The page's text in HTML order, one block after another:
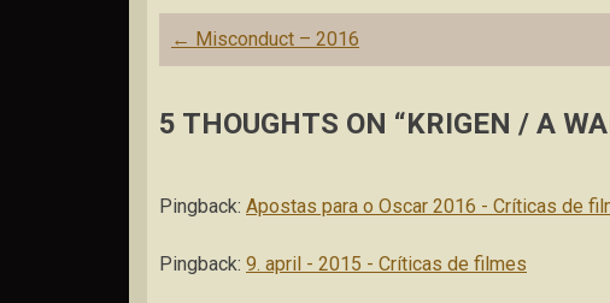
Post
navigation
← Misconduct – 2016
5 THOUGHTS ON “KRIGEN / A
Pingback: Apostas para o Oscar 2016 - Críticas de
Pingback: 9. april - 2015 - Críticas de filmes